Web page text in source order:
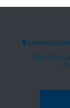
Avenida
CEP: 01318-